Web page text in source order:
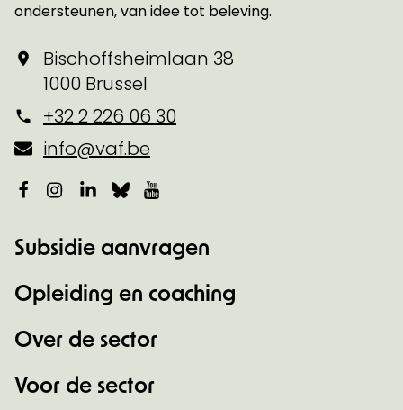
ondersteunen, van idee tot beleving.
Bischoffsheimlaan 38
1000 Brussel
+32 2 226 06 30
info@vaf.be
Facebook
Instagram
LinkedIn
Bluesky
Subsidie aanvragen
Opleiding en coaching
Over de sector
Voor de sector